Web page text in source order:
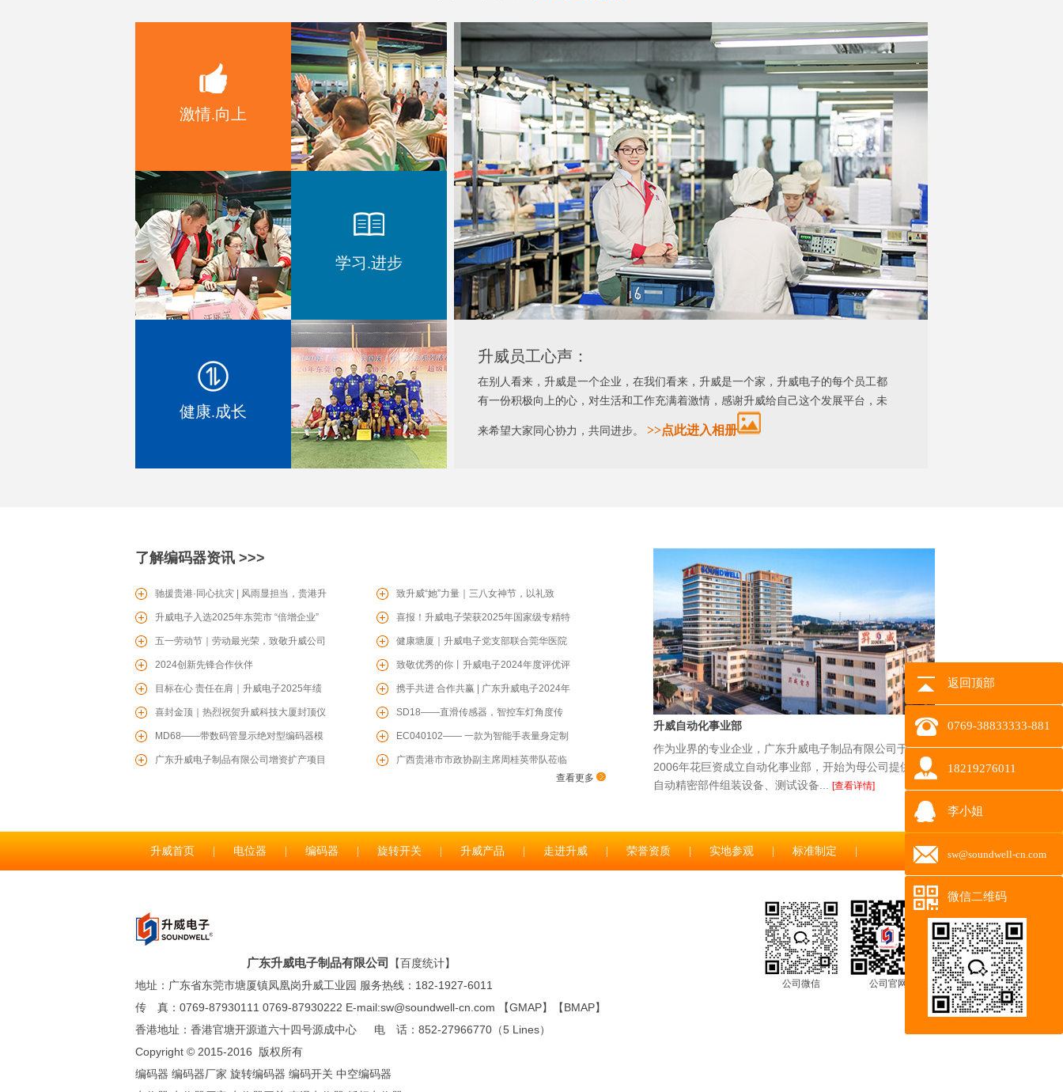
MD54一种带数码管显示的编码器
MD52带OLED显示旋钮模组
EC1604 增量型编码器
TS06轻触开关
RS1706塑胶轴旋转多路开关
RS1705塑胶轴旋转多路开关
激情.向上
学习.进步
健康.成长
升威员工心声：
在别人看来，升威是一个企业，在我们看来，升威是一个家，升威电子的每个员工都
有一份积极向上的心，对生活和工作充满着激情，感谢升威给自己这个发展平台，未
来希望大家同心协力，共同进步。 >>点此进入相册
了解编码器资讯 >>>
驰援贵港·同心抗灾 | 风雨显担当，贵港升
威爱心驰援贵港防汛一线
致升威“她”力量｜三八女神节，以礼致
暖，共赴芳华
升威电子入选2025年东莞市 “倍增企业”
名单
喜报！升威电子荣获2025年国家级专精特
新“小巨人”企业
五一劳动节｜劳动最光荣，致敬升威公司
每一位辛勤的劳动者！
健康塘厦｜升威电子党支部联合莞华医院
党支部开展“两企三新”党建联学共建、健
康联盟活动
2024创新先锋合作伙伴 致敬优秀的你丨升威电子2024年度评优评
先表彰大会圆满举行
目标在心 责任在肩｜升威电子2025年绩
效目标责任书签约仪式圆满召开
携手共进 合作共赢 | 广东升威电子2024年
度供应商赋能培训会圆满成功
喜封金顶｜热烈祝贺升威科技大厦封顶仪
式圆满举行
SD18——直滑传感器，智控车灯角度传
感器，为您保驾护航
MD68——带数码管显示绝对型编码器模
组
EC040102—— 一款为智能手表量身定制
的增量型编码器
广东升威电子制品有限公司增资扩产项目 广西贵港市市政协副主席周桂英带队莅临
查看更多
升威自动化事业部
作为业界的专业企业，广东升威电子制品有限公司于
2006年花巨资成立自动化事业部，开始为母公司提供全
自动精密部件组装设备、测试设备...
[查看详情]
返回顶部
0769-38833333-881
18219276011
李小姐
sw@soundwell-cn.com
微信二维码
升威首页 电位器 编码器 旋转开关 升威产品 走进升威 荣誉资质 实地参观 标准制定
广东升威电子制品有限公司 【百度统计】
地址：广东省东莞市塘厦镇凤凰岗升威工业园 服务热线：182-1927-6011
传 真：0769-87930111 0769-87930222 E-mail:sw@soundwell-cn.com 【GMAP】【BMAP】
香港地址：香港官塘开源道六十四号源成中心 电 话：852-27966770（5 Lines）
Copyright © 2015-2016 版权所有
编码器 编码器厂家 旋转编码器 编码开关 中空编码器
公司微信 公司官网